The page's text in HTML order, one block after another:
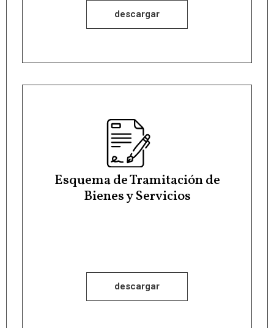
descargar
Esquema de Tramitación de
Bienes y Servicios
descargar